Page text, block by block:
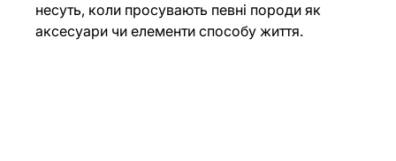
несуть, коли просувають певні породи як
аксесуари чи елементи способу життя.